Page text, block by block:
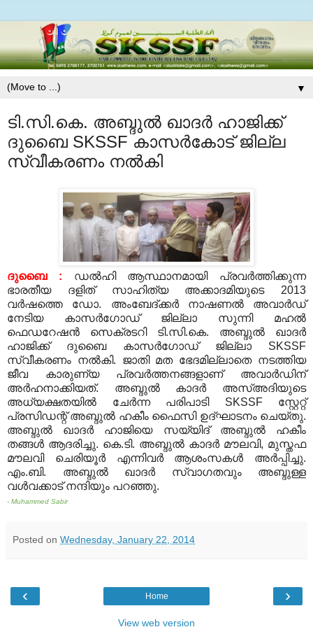
▼
ടി.സി.കെ. അബ്ദുല്‍ ഖാദര്‍ ഹാജിക്ക്
ദുബൈ SKSSF കാസര്‍കോട് ജില്ല
സ്വീകരണം നല്‍കി
ദുബൈ : ഡല്‍ഹി ആസ്ഥാനമായി പ്രവര്‍ത്തിക്കുന്ന
ഭാരതീയ ദളിത്‌ സാഹിത്യ അക്കാദമിയുടെ 2013
വര്‍ഷത്തെ ഡോ. അംബേദ്‌ക്കര്‍ നാഷണല്‍ അവാര്‍ഡ്‌
നേടിയ കാസര്‍ഗോഡ്‌ ജില്ലാ സുന്നി മഹല്‍
ഫെഡറേഷന്‍ സെക്രടറി ടി.സി.കെ. അബ്ദുല്‍ ഖാദര്‍
ഹാജിക്ക് ദുബൈ കാസര്‍ഗോഡ്‌ ജില്ലാ SKSSF
സ്വീകരണം നല്‍കി. ജാതി മത ഭേദമില്ലാതെ നടത്തിയ
ജീവ കാരുണ്യ പ്രവര്‍ത്തനങ്ങളാണ് അവാര്‍ഡിന്
അര്‍ഹനാക്കിയത്. അബ്ദുല്‍ കാദര്‍ അസ്അദിയുടെ
അധ്യക്ഷതയില്‍ ചേര്‍ന്ന പരിപാടി SKSSF സ്റ്റേറ്റ്
പ്രസിഡന്റ് അബ്ദുല്‍ ഹകീം ഫൈസി ഉദ്ഘാടനം ചെയ്തു.
അബ്ദുല്‍ ഖാദര്‍ ഹാജിയെ സയ്യിദ് അബ്ദുല്‍ ഹകീം
തങ്ങള്‍ ആദരിച്ചു. കെ.ടി. അബ്ദുല്‍ കാദര്‍ മൗലവി, മുസ്തഫ
മൗലവി ചെരിയൂര്‍ എന്നിവര്‍ ആശംസകള്‍ അര്‍പ്പിച്ചു.
എം.ബി. അബ്ദുല്‍ ഖാദര്‍ സ്വാഗതവും അബ്ദുള്ള
വള്‍വക്കാട് നന്ദിയും പറഞ്ഞു.
- Muhammed Sabir
Posted on Wednesday, January 22, 2014
‹ ›
Home
View web version